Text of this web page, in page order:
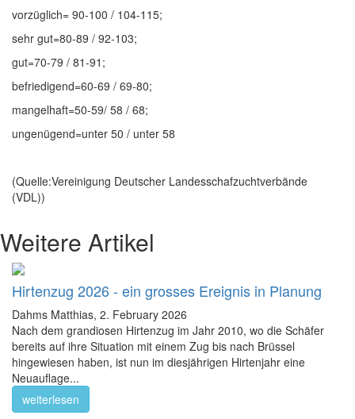
vorzüglich= 90-100 / 104-115;
sehr gut=80-89 / 92-103;
gut=70-79 / 81-91;
befriedigend=60-69 / 69-80;
mangelhaft=50-59/ 58 / 68;
ungenügend=unter 50 / unter 58
(Quelle:Vereinigung Deutscher Landesschafzuchtverbände
(VDL))
Weitere Artikel
Hirtenzug 2026 - ein grosses Ereignis in Planung
Dahms Matthias, 2. February 2026
Nach dem grandiosen Hirtenzug im Jahr 2010, wo die Schäfer
bereits auf ihre Situation mit einem Zug bis nach Brüssel
hingewiesen haben, ist nun im diesjährigen Hirtenjahr eine
Neuauflage...
weiterlesen